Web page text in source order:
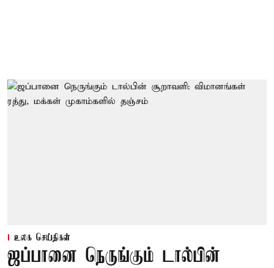
உலக செய்திகள்
ஜப்பானை நெருங்கும் டால்பின்